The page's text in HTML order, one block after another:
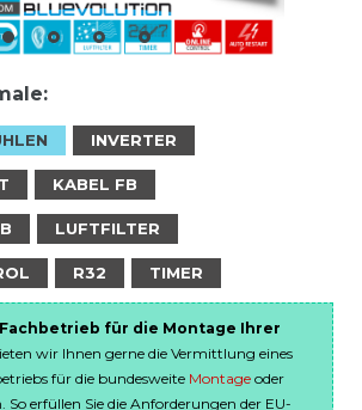
INVERTER
KABEL FB
LUFTFILTER
R32 TIMER
für die Montage Ihrer
wir Ihnen gerne die Vermittlung eines
für die bundesweite Montage oder
So erfüllen Sie die Anforderungen der EU-